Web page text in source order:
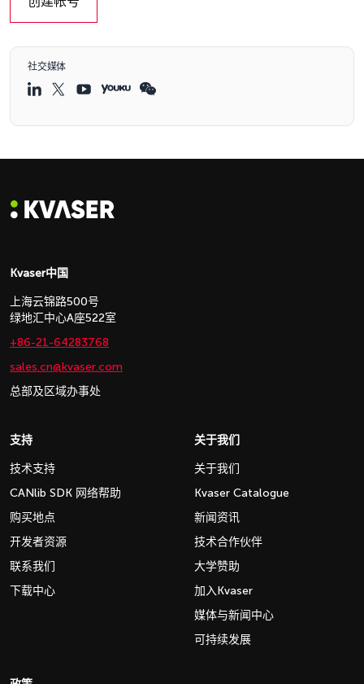
社交媒体
Kvaser中国
上海云锦路500号
绿地汇中心A座522室
+86-21-64283768
sales.cn@kvaser.com
总部及区域办事处
支持
技术支持
CANlib SDK 网络帮助
购买地点
开发者资源
联系我们
下载中心
关于我们
关于我们
Kvaser Catalogue
新闻资讯
技术合作伙伴
大学赞助
加入Kvaser
媒体与新闻中心
可持续发展